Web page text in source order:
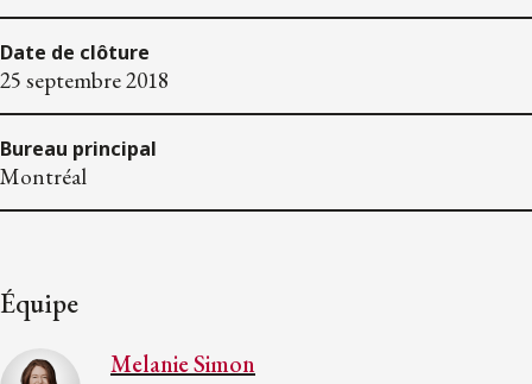
Date de clôture
25 septembre 2018
Bureau principal
Montréal
Équipe
Melanie Simon